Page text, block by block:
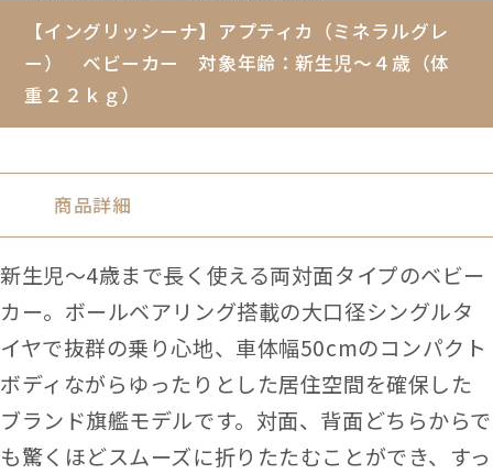
【イングリッシーナ】アプティカ（ミネラルグレ
ー） ベビーカー 対象年齢：新生児～４歳（体
重２２ｋｇ）
商品詳細
新生児～4歳まで長く使える両対面タイプのベビー
カー。ボールベアリング搭載の大口径シングルタ
イヤで抜群の乗り心地、車体幅50cmのコンパクト
ボディながらゆったりとした居住空間を確保した
ブランド旗艦モデルです。対面、背面どちらからで
も驚くほどスムーズに折りたたむことができ、すっ